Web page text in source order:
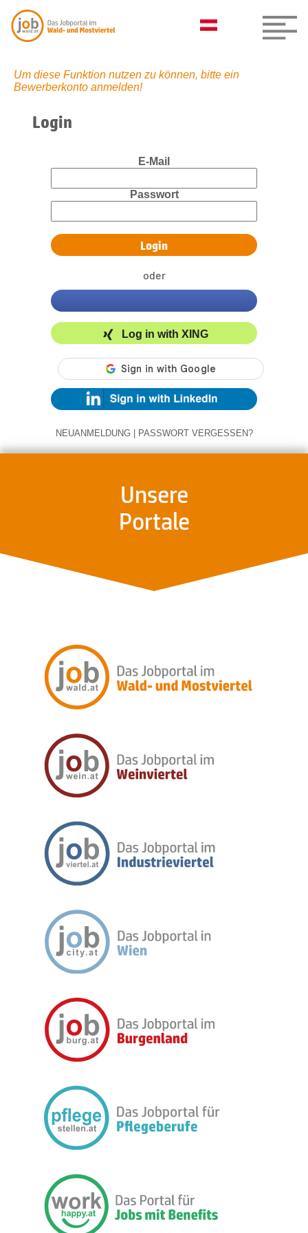
Um diese Funktion nutzen zu können, bitte ein
Bewerberkonto anmelden!
Login
E-Mail
Passwort
oder
Log in with XING
NEUANMELDUNG | PASSWORT VERGESSEN?
Unsere
Portale